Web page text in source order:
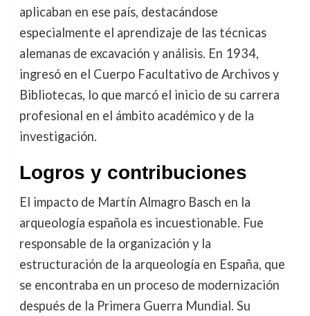
aplicaban en ese país, destacándose
especialmente el aprendizaje de las técnicas
alemanas de excavación y análisis. En 1934,
ingresó en el Cuerpo Facultativo de Archivos y
Bibliotecas, lo que marcó el inicio de su carrera
profesional en el ámbito académico y de la
investigación.
Logros y contribuciones
El impacto de Martín Almagro Basch en la
arqueología española es incuestionable. Fue
responsable de la organización y la
estructuración de la arqueología en España, que
se encontraba en un proceso de modernización
después de la Primera Guerra Mundial. Su